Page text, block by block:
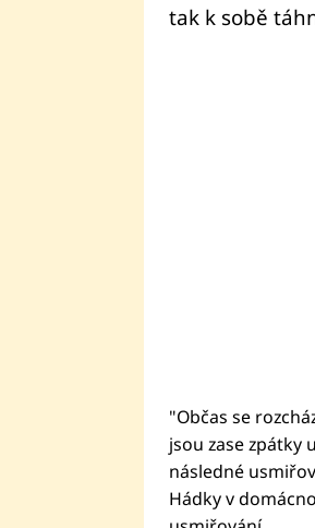
tak k sobě
"Občas se
jsou zase zpátky
následné
Hádky v